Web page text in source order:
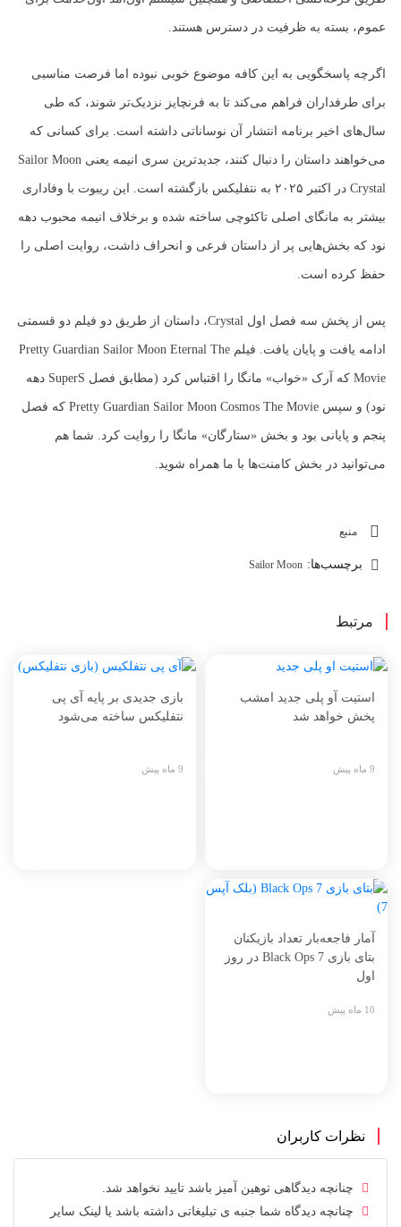
عموم، بسته به ظرفیت در دسترس هستند.
اگرچه پاسخگویی به این کافه موضوع خوبی نبوده اما فرصت مناسبی
برای طرفداران فراهم می‌کند تا به فرنچایز نزدیک‌تر شوند، که طی
سال‌های اخیر برنامه انتشار آن نوساناتی داشته است.​ برای کسانی که
می‌خواهند داستان را دنبال کنند، جدیدترین سری انیمه یعنی Sailor Moon
Crystal در اکتبر ۲۰۲۵ به نتفلیکس بازگشته است. این ریبوت با وفاداری
بیشتر به مانگای اصلی تاکئوچی ساخته شده و برخلاف انیمه محبوب دهه
نود که بخش‌هایی پر از داستان فرعی و انحراف داشت، روایت اصلی را
حفظ کرده است.
پس از پخش سه فصل اول Crystal، داستان از طریق دو فیلم دو قسمتی
ادامه یافت و پایان یافت. فیلم Pretty Guardian Sailor Moon Eternal The
Movie که آرک «خواب» مانگا را اقتباس کرد (مطابق فصل SuperS دهه
نود) و سپس Pretty Guardian Sailor Moon Cosmos The Movie که فصل
پنجم و پایانی بود و بخش «ستارگان» مانگا را روایت کرد. شما هم
می‌توانید در بخش کامنت‌ها با ما همراه شوید.
منبع
برچسب‌ها: Sailor Moon
مرتبط
استیت آو پلی جدید امشب
پخش خواهد شد
9 ماه پیش
بازی جدیدی بر پایه آی پی
نتفلیکس ساخته می‌شود
9 ماه پیش
آمار فاجعه‌بار تعداد بازیکنان
بتای بازی Black Ops 7 در روز
اول
10 ماه پیش
نظرات کاربران
چنانچه دیدگاهی توهین آمیز باشد تایید نخواهد شد.
چنانچه دیدگاه شما جنبه ی تبلیغاتی داشته باشد یا لینک سایر